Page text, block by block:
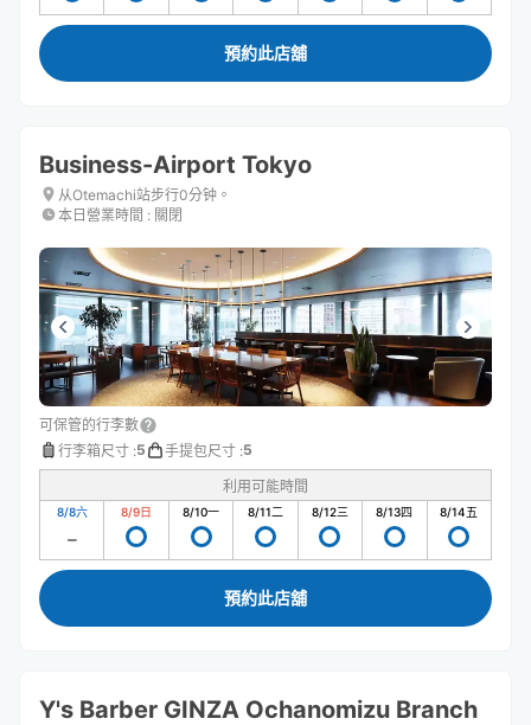
預約此店舖
Business-Airport Tokyo
从Otemachi站步行0分钟。
本日營業時間 : 關閉
可保管的行李數
行李箱尺寸 :5 手提包尺寸 :5
利用可能時間
8/8六 8/9日 8/10一 8/11二 8/12三 8/13四 8/14五
預約此店舖
Y's Barber GINZA Ochanomizu Branch